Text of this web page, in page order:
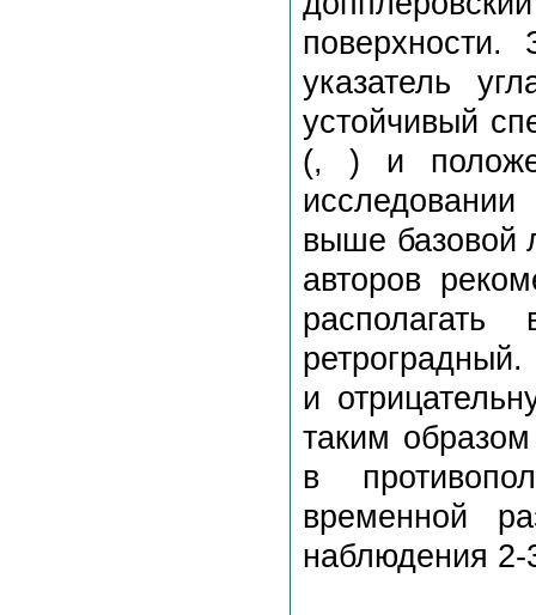
указатель
устойчивый
(, ) и
выше базовой
авторов
и
таким
в
временной
наблюдения 2-